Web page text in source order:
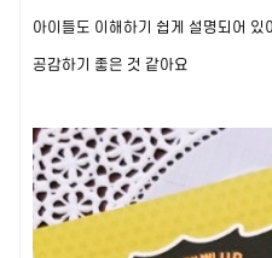
아이들도 이해하기 쉽게 설명되어 있
공감하기 좋은 것 같아요